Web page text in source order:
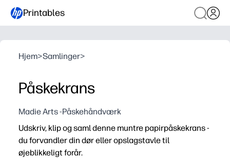
Printables
Hjem>Samlinger>
Påskekrans
Madie Arts -Påskehåndværk
Udskriv, klip og saml denne muntre papirpåskekrans -
du forvandler din dør eller opslagstavle til
øjeblikkeligt forår.